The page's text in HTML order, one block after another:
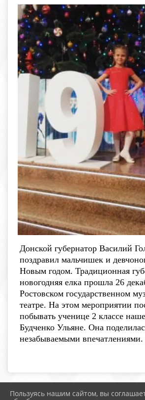
Донской губернатор Василий
поздравил мальчишек и
Новым годом. Традиционная
новогодняя елка прошла 26
Ростовском государственном
театре. На этом мероприятии
побывать ученице 2 классе
Будченко Ульяне. Она
незабываемыми впечатлениями.
Пользуясь нашим сайтом, вы